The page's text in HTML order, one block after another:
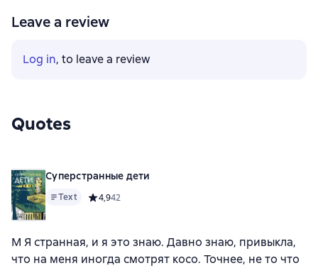
Leave a review
Log in, to leave a review
Quotes
Суперстранные дети
Text Средний рейтинг 4,9 на основе 42 оценок
4,942
М Я странная, и я это знаю. Давно знаю, привыкла,
что на меня иногда смотрят косо. Точнее, не то что